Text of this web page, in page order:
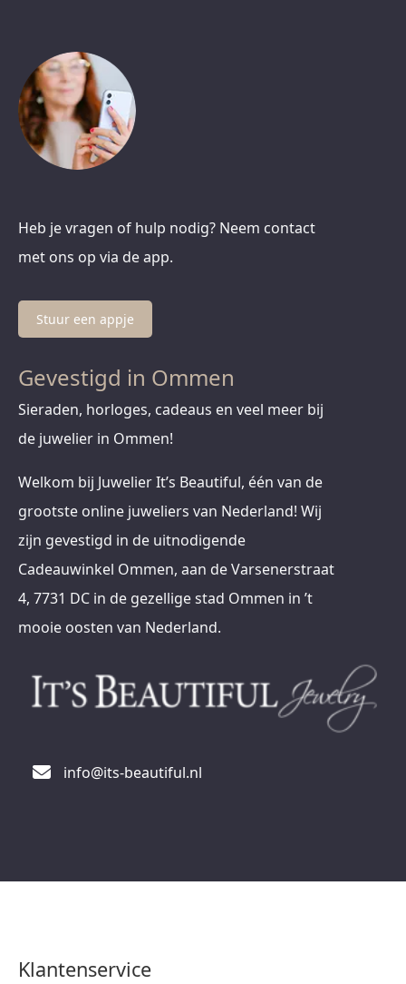
Heb je vragen of hulp nodig? Neem contact
met ons op via de app.
Stuur een appje
Gevestigd in Ommen
Sieraden, horloges, cadeaus en veel meer bij
de juwelier in Ommen!
Welkom bij Juwelier It’s Beautiful, één van de
grootste online juweliers van Nederland! Wij
zijn gevestigd in de uitnodigende
Cadeauwinkel Ommen, aan de Varsenerstraat
4, 7731 DC in de gezellige stad Ommen in ’t
mooie oosten van Nederland.
info@its-beautiful.nl
Klantenservice